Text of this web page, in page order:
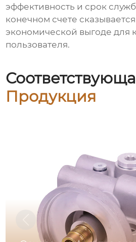
эффективность и срок
конечном счете
экономической выгоде для
пользователя.
Продукция